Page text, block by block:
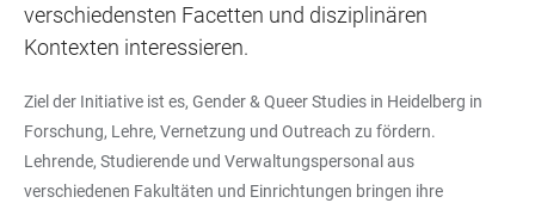
verschiedensten Facetten und disziplinären
Kontexten interessieren.
Ziel der Initiative ist es, Gender & Queer Studies in Heidelberg in
Forschung, Lehre, Vernetzung und Outreach zu fördern.
Lehrende, Studierende und Verwaltungspersonal aus
verschiedenen Fakultäten und Einrichtungen bringen ihre